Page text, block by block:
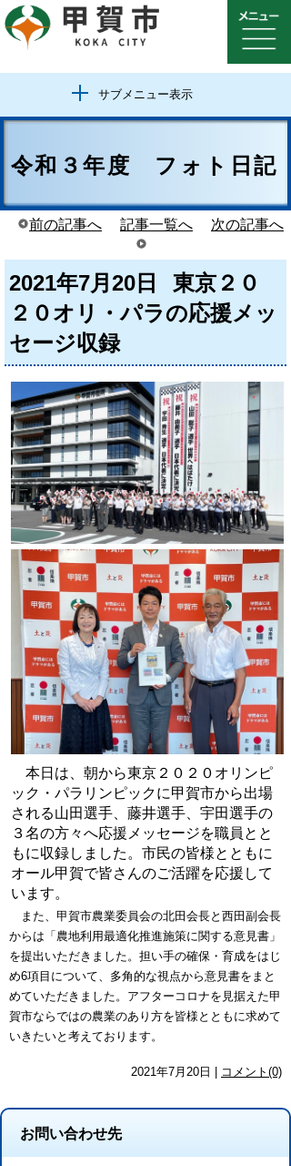
サブメニュー表示
令和３年度 フォト日記
前の記事へ 記事一覧へ 次の記事へ
2021年7月20日
東京２０
２０オリ・パラの応援メッ
セージ収録
本日は、朝から東京２０２０オリンピ
ック・パラリンピックに甲賀市から出場
される山田選手、藤井選手、宇田選手の
３名の方々へ応援メッセージを職員とと
もに収録しました。市民の皆様とともに
オール甲賀で皆さんのご活躍を応援して
います。
また、甲賀市農業委員会の北田会長と西田副会長
からは「農地利用最適化推進施策に関する意見書」
を提出いただきました。担い手の確保・育成をはじ
め6項目について、多角的な視点から意見書をまと
めていただきました。アフターコロナを見据えた甲
賀市ならではの農業のあり方を皆様とともに求めて
いきたいと考えております。
2021年7月20日 | コメント(0)
お問い合わせ先